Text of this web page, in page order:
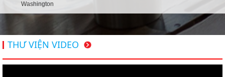
Washington
THƯ VIỆN VIDEO